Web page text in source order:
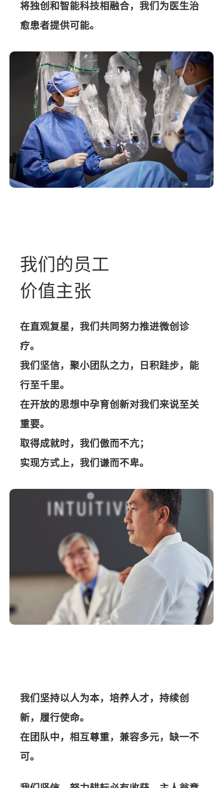
将独创和智能科技相融合，我们为医生治
愈患者提供可能。
我们的员工
价值主张
在直观复星，我们共同努力推进微创诊
疗。
我们坚信，聚小团队之力，日积跬步，能
行至千里。
在开放的思想中孕育创新对我们来说至关
重要。
取得成就时，我们傲而不亢；
实现方式上，我们谦而不卑。
我们坚持以人为本，培养人才，持续创
新，履行使命。
在团队中，相互尊重，兼容多元，缺一不
可。